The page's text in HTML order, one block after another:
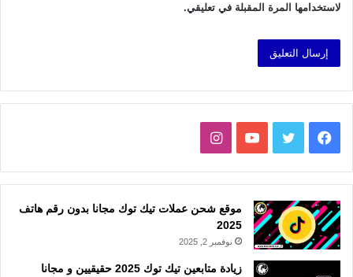
لاستخدامها المرة المقبلة في تعليقي.
فيسبوك تويتر يوتيوبانستقرام
موقع شحن عملات تيك توك مجانا بدون رقم هاتف
2025
نوفمبر 2, 2025
زيادة متابعين تيك توك 2025 حقيقيين و مجانا